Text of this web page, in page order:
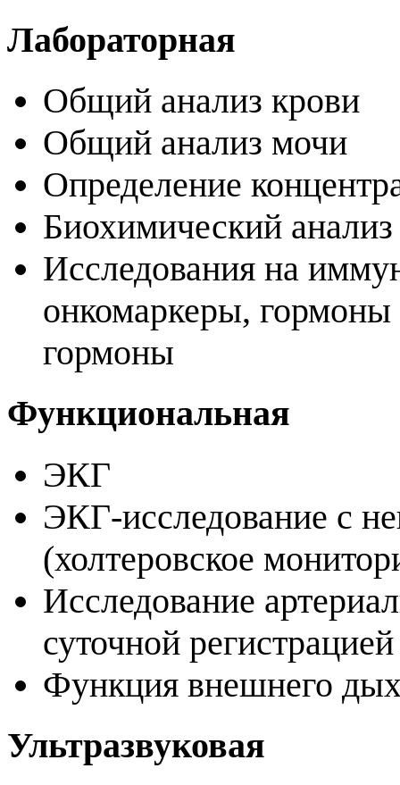
Лабораторная
Общий анализ крови
Общий анализ мочи
Определение
Биохимический
Исследования на
онкомаркеры,
гормоны
Функциональная
ЭКГ
ЭКГ-исследование с
(холтеровское
Исследование
суточной
Функция внешнего
Ультразвуковая